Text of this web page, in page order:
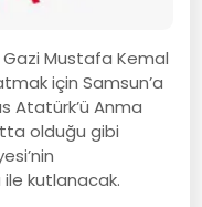
Gazi Mustafa Kemal
için Samsun’a
Atatürk’ü Anma
olduğu gibi
kutlanacak.